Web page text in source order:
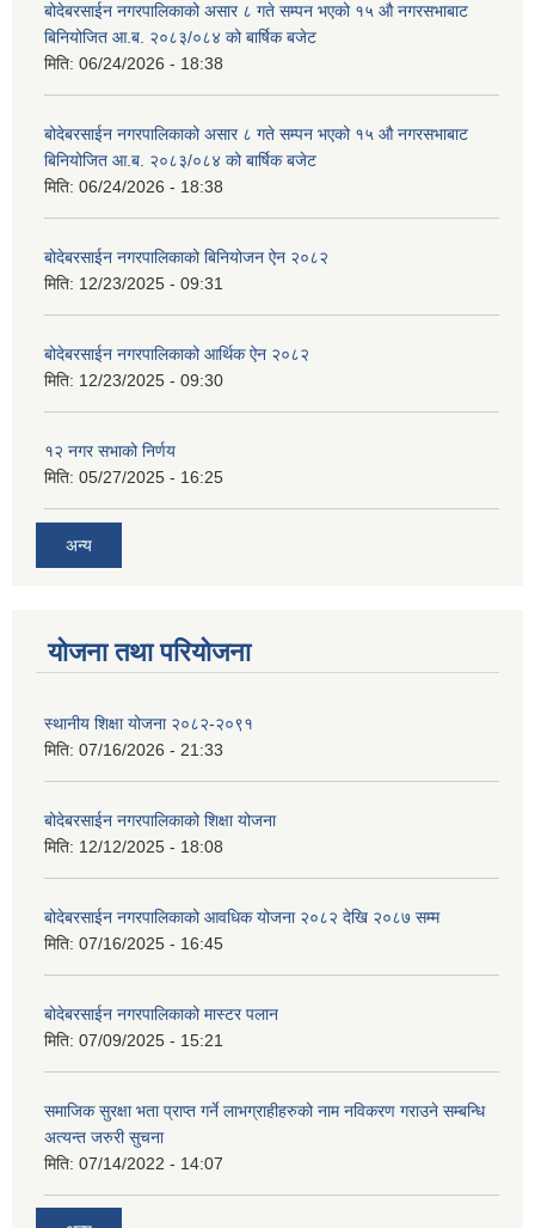
बोदेबरसाईन नगरपालिकाको असार ८ गते सम्पन भएको १५ ‍‍‍औ नगरसभाबाट
बिनियोजित आ.ब. २०८३/०८४ को बार्षिक बजेट
मिति: 06/24/2026 - 18:38
बोदेबरसाईन नगरपालिकाको असार ८ गते सम्पन भएको १५ ‍‍‍औ नगरसभाबाट
बिनियोजित आ.ब. २०८३/०८४ को बार्षिक बजेट
मिति: 06/24/2026 - 18:38
बोदेबरसाईन नगरपालिकाको बिनियोजन ऐन २०८२
मिति: 12/23/2025 - 09:31
बोदेबरसाईन नगरपालिकाको आर्थिक ऐन २०८२
मिति: 12/23/2025 - 09:30
१२ नगर सभाको निर्णय
मिति: 05/27/2025 - 16:25
अन्य
योजना तथा परियोजना
स्थानीय शिक्षा योजना २०८२-२०९१
मिति: 07/16/2026 - 21:33
बोदेबरसाईन नगरपालिकाको शिक्षा योजना
मिति: 12/12/2025 - 18:08
बोदेबरसाईन नगरपालिकाको आवधिक योजना २०८२ देखि २०८७ सम्म
मिति: 07/16/2025 - 16:45
बोदेबरसाईन नगरपालिकाको मास्टर पलान
मिति: 07/09/2025 - 15:21
समाजिक सुरक्षा भता प्राप्त गर्ने लाभग्राहीहरुको नाम नविकरण गराउने सम्बन्धि
अत्यन्त जरुरी सुचना
मिति: 07/14/2022 - 14:07